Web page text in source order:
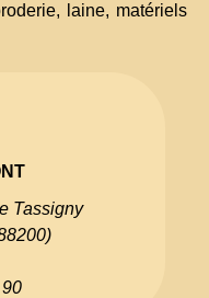
laine, matériels
Tassigny